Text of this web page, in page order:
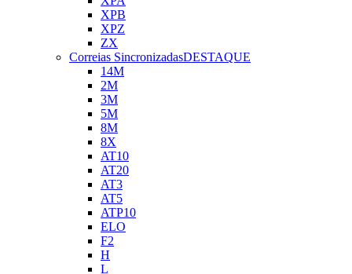
XPB
XPZ
ZX
Correias SincronizadasDESTAQUE
14M
2M
3M
5M
8M
8X
AT10
AT20
AT3
AT5
ATP10
ELO
F2
H
L